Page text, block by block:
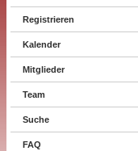
Registrieren
Kalender
Mitglieder
Team
Suche
FAQ